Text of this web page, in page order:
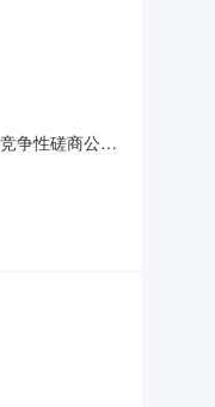
争性磋商公告